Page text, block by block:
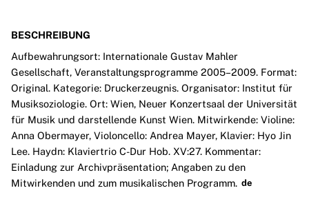
BESCHREIBUNG
Aufbewahrungsort: Internationale Gustav Mahler
Gesellschaft, Veranstaltungsprogramme 2005–2009. Format:
Original. Kategorie: Druckerzeugnis. Organisator: Institut für
Musiksoziologie. Ort: Wien, Neuer Konzertsaal der Universität
für Musik und darstellende Kunst Wien. Mitwirkende: Violine:
Anna Obermayer, Violoncello: Andrea Mayer, Klavier: Hyo Jin
Lee. Haydn: Klaviertrio C-Dur Hob. XV:27. Kommentar:
Einladung zur Archivpräsentation; Angaben zu den
Mitwirkenden und zum musikalischen Programm. de